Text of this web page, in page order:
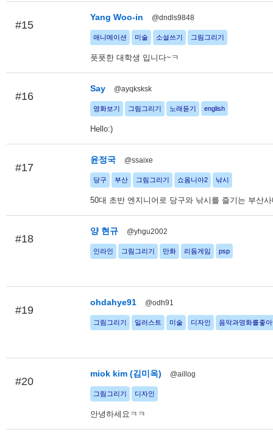
#15
Yang Woo-in @dndls9848
애니메이션 미술 소설쓰기 그림그리기
풋풋한 대학생 입니다~ㅋ
#16
Say @ayqksksk
영화보기 그림그리기 노래듣기 english
Hello:)
#17
윤정국 @ssaixe
당구 부산 그림그리기 쇼옴니아2 낚시
50대 초반 엔지니어로 당구와 낚시를 즐기는 부산
#18
양 현규 @yhgu2002
인라인 그림그리기 만화 리듬게임 psp
#19
ohdahye91 @odh91
그림그리기 일러스트 미술 디자인 음악과영화를좋
#20
miok kim (김미옥) @aillog
그림그리기 디자인
안녕하세요ㅋㅋ